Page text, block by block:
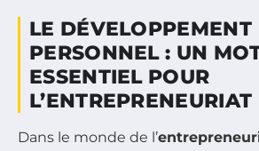
LE DÉVELOPPEMENT
PERSONNEL : UN
ESSENTIEL POUR
L’ENTREPRENEURIAT
Dans le monde de l’